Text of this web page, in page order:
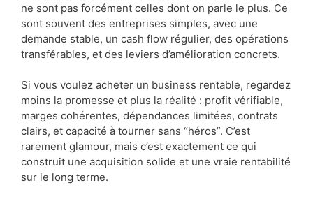
ne sont pas forcément celles dont on parle le plus. Ce
sont souvent des entreprises simples, avec une
demande stable, un cash flow régulier, des opérations
transférables, et des leviers d’amélioration concrets.
Si vous voulez acheter un business rentable, regardez
moins la promesse et plus la réalité : profit vérifiable,
marges cohérentes, dépendances limitées, contrats
clairs, et capacité à tourner sans “héros”. C’est
rarement glamour, mais c’est exactement ce qui
construit une acquisition solide et une vraie rentabilité
sur le long terme.